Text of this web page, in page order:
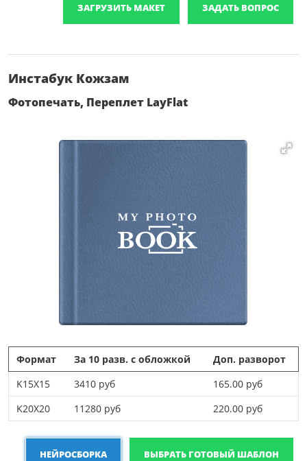
ЗАГРУЗИТЬ МАКЕТ ЗАДАТЬ ВОПРОС
Инстабук Кожзам
Фотопечать, Переплет LayFlat
Формат За 10 разв. с обложкой
Доп. разворот
K15X15
3410 руб
165.00 руб
K20X20
11280 руб 220.00 руб
НЕЙРОСБОРКА ВЫБРАТЬ ГОТОВЫЙ ШАБЛОН